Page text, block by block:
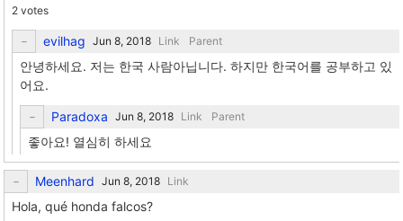
2 votes
evilhag Link Parent
안녕하세요. 저는 한국 사람아닙니다. 하지만 한국어를 공부하고 있
어요.
Paradoxa Link Parent
좋아요! 열심히 하세요
Meenhard Link
Hola, qué honda falcos?